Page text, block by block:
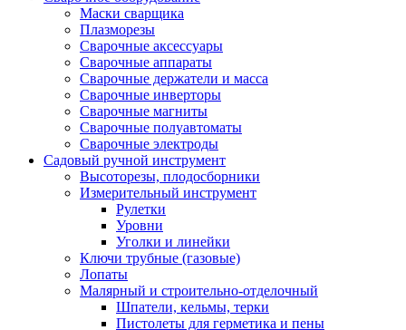
Маски сварщика
Плазморезы
Сварочные аксессуары
Сварочные аппараты
Сварочные держатели и масса
Сварочные инверторы
Сварочные магниты
Сварочные полуавтоматы
Сварочные электроды
Садовый ручной инструмент
Высоторезы, плодосборники
Измерительный инструмент
Рулетки
Уровни
Уголки и линейки
Ключи трубные (газовые)
Лопаты
Малярный и строительно-отделочный
Шпатели, кельмы, терки
Пистолеты для герметика и пены